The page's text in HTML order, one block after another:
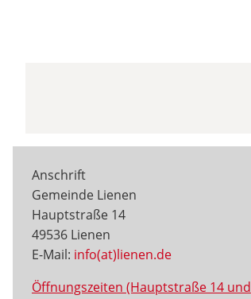
Anschrift
Gemeinde Lienen
Hauptstraße 14
49536 Lienen
E-Mail: info(at)lienen.de
Öffnungszeiten (Hauptstraße 14 und